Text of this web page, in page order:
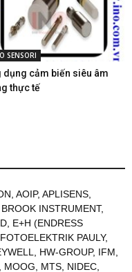
SENSORI
dụng cảm biến siêu âm
thực tế
, AOIP, APLISENS,
BROOK INSTRUMENT,
, E+H (ENDRESS
FOTOELEKTRIK PAULY,
, HW-GROUP, IFM,
, MOOG, MTS, NIDEC,